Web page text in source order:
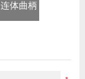
连体曲柄